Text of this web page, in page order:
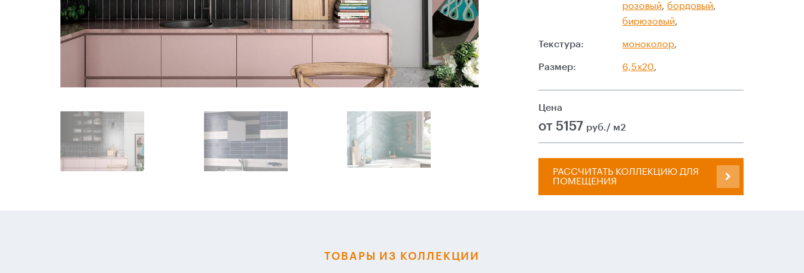
розовый, бордовый,
бирюзовый,
Текстура: моноколор,
Размер: 6,5х20,
Цена
от 5157 руб./ м2
РАССЧИТАТЬ КОЛЛЕКЦИЮ ДЛЯ
ПОМЕЩЕНИЯ
ТОВАРЫ ИЗ КОЛЛЕКЦИИ